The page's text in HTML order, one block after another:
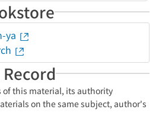
ya
of this material, its authority
on the same subject, author's